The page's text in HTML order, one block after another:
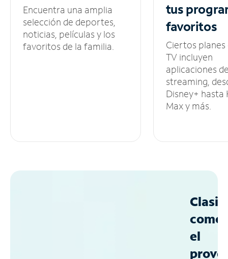
Encuentra una amplia
selección de deportes,
noticias, películas y los
favoritos de la familia.
tus
favoritos
Ciertos planes
TV incluyen
aplicaciones
streaming,
Disney+ hasta
Max y más.
como
el